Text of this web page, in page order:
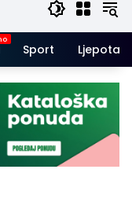
Sport Ljepota i